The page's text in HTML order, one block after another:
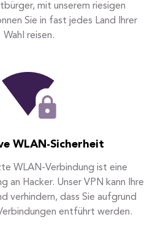
mit unserem riesigen
Sie in fast jedes Land Ihrer
Wahl reisen.
WLAN-Sicherheit
WLAN-Verbindung ist eine
an Hacker. Unser VPN kann Ihre
verhindern, dass Sie aufgrund
entführt werden.